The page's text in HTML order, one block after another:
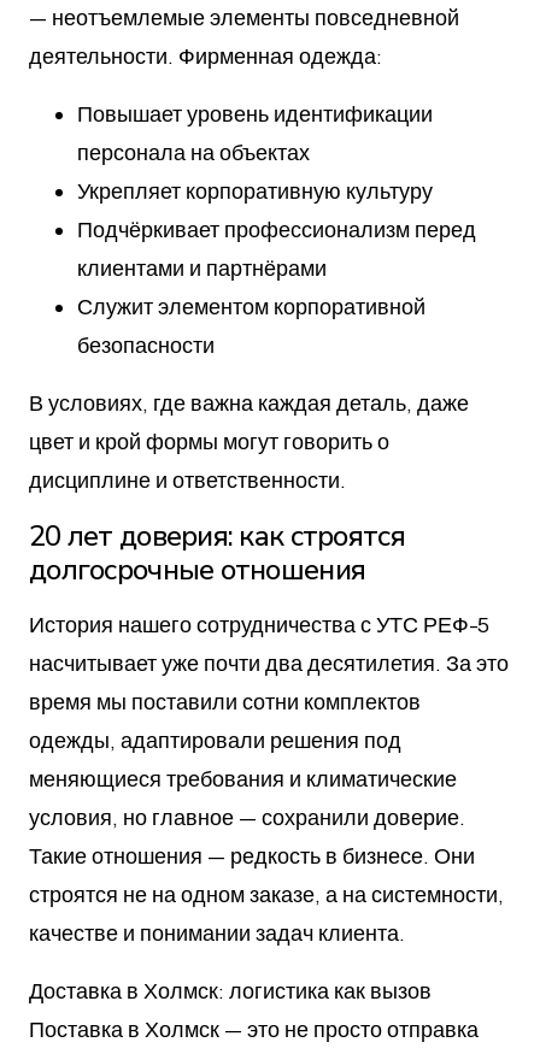
— неотъемлемые элементы повседневной
деятельности. Фирменная одежда:
Повышает уровень идентификации
персонала на объектах
Укрепляет корпоративную культуру
Подчёркивает профессионализм перед
клиентами и партнёрами
Служит элементом корпоративной
безопасности
В условиях, где важна каждая деталь, даже
цвет и крой формы могут говорить о
дисциплине и ответственности.
20 лет доверия: как строятся
долгосрочные отношения
История нашего сотрудничества с УТС РЕФ-5
насчитывает уже почти два десятилетия. За это
время мы поставили сотни комплектов
одежды, адаптировали решения под
меняющиеся требования и климатические
условия, но главное — сохранили доверие.
Такие отношения — редкость в бизнесе. Они
строятся не на одном заказе, а на системности,
качестве и понимании задач клиента.
Доставка в Холмск: логистика как вызов
Поставка в Холмск — это не просто отправка